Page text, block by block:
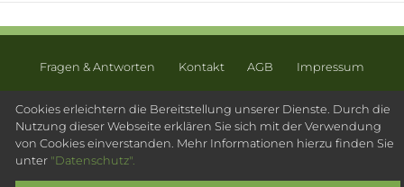
Fragen & Antworten Kontakt AGB Impressum
Datenschutz Sitemap
© 2003 - 2026 Psychotherapeutensuche.de - PsyOS GmbH
Cookies erleichtern die Bereitstellung unserer Dienste. Durch die
Nutzung dieser Webseite erklären Sie sich mit der Verwendung
von Cookies einverstanden. Mehr Informationen hierzu finden Sie
unter "Datenschutz".